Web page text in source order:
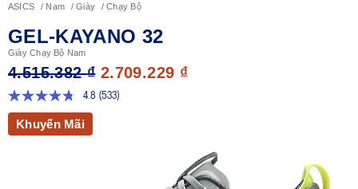
ASICS Nam Giày Chạy Bộ
GEL-KAYANO 32
Giày Chạy Bộ Nam
4.515.382 ₫ 2.709.229 ₫
4.8 Đọc
(533)
Khuyến Mãi